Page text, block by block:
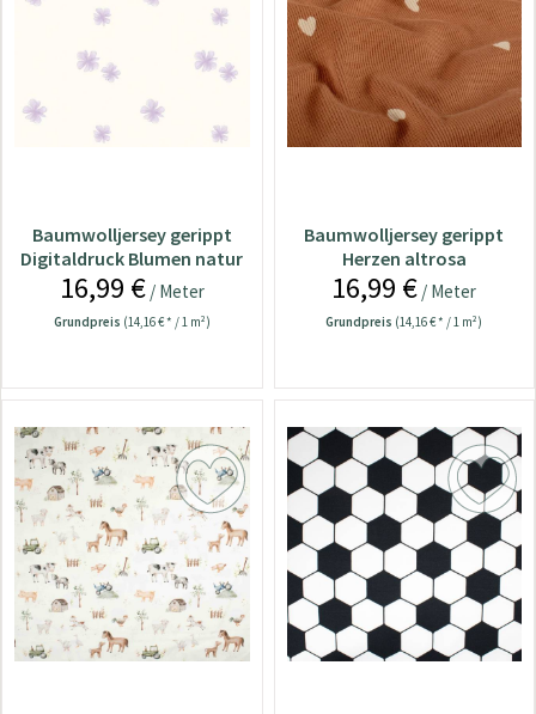
Baumwolljersey gerippt
Digitaldruck Blumen natur
16,99 €/ Meter
Grundpreis (14,16 € * / 1 m²)
Baumwolljersey gerippt
Herzen altrosa
16,99 € / Meter
Grundpreis (14,16 € * / 1 m²)